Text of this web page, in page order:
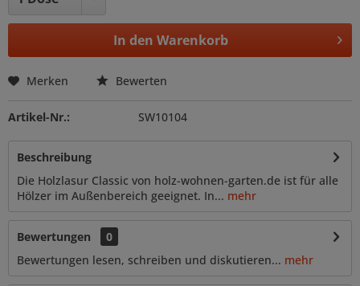
In den Warenkorb
Merken Bewerten
Artikel-Nr.: SW10104
Beschreibung
Die Holzlasur Classic von holz-wohnen-garten.de ist für alle
Hölzer im Außenbereich geeignet. In... mehr
Bewertungen
0
Bewertungen lesen, schreiben und diskutieren... mehr